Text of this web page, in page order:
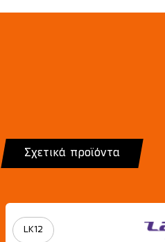
Σχετικά προϊόντα
LK12